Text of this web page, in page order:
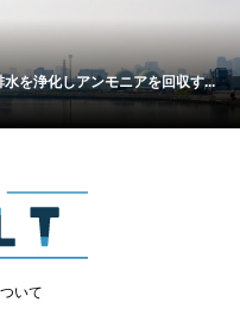
水を浄化しアンモニアを回収す...
いて